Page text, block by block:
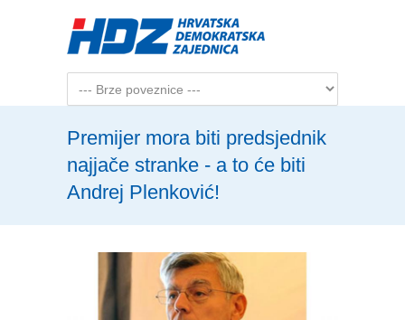
Premijer mora biti predsjednik
najjače stranke - a to će biti
Andrej Plenković!